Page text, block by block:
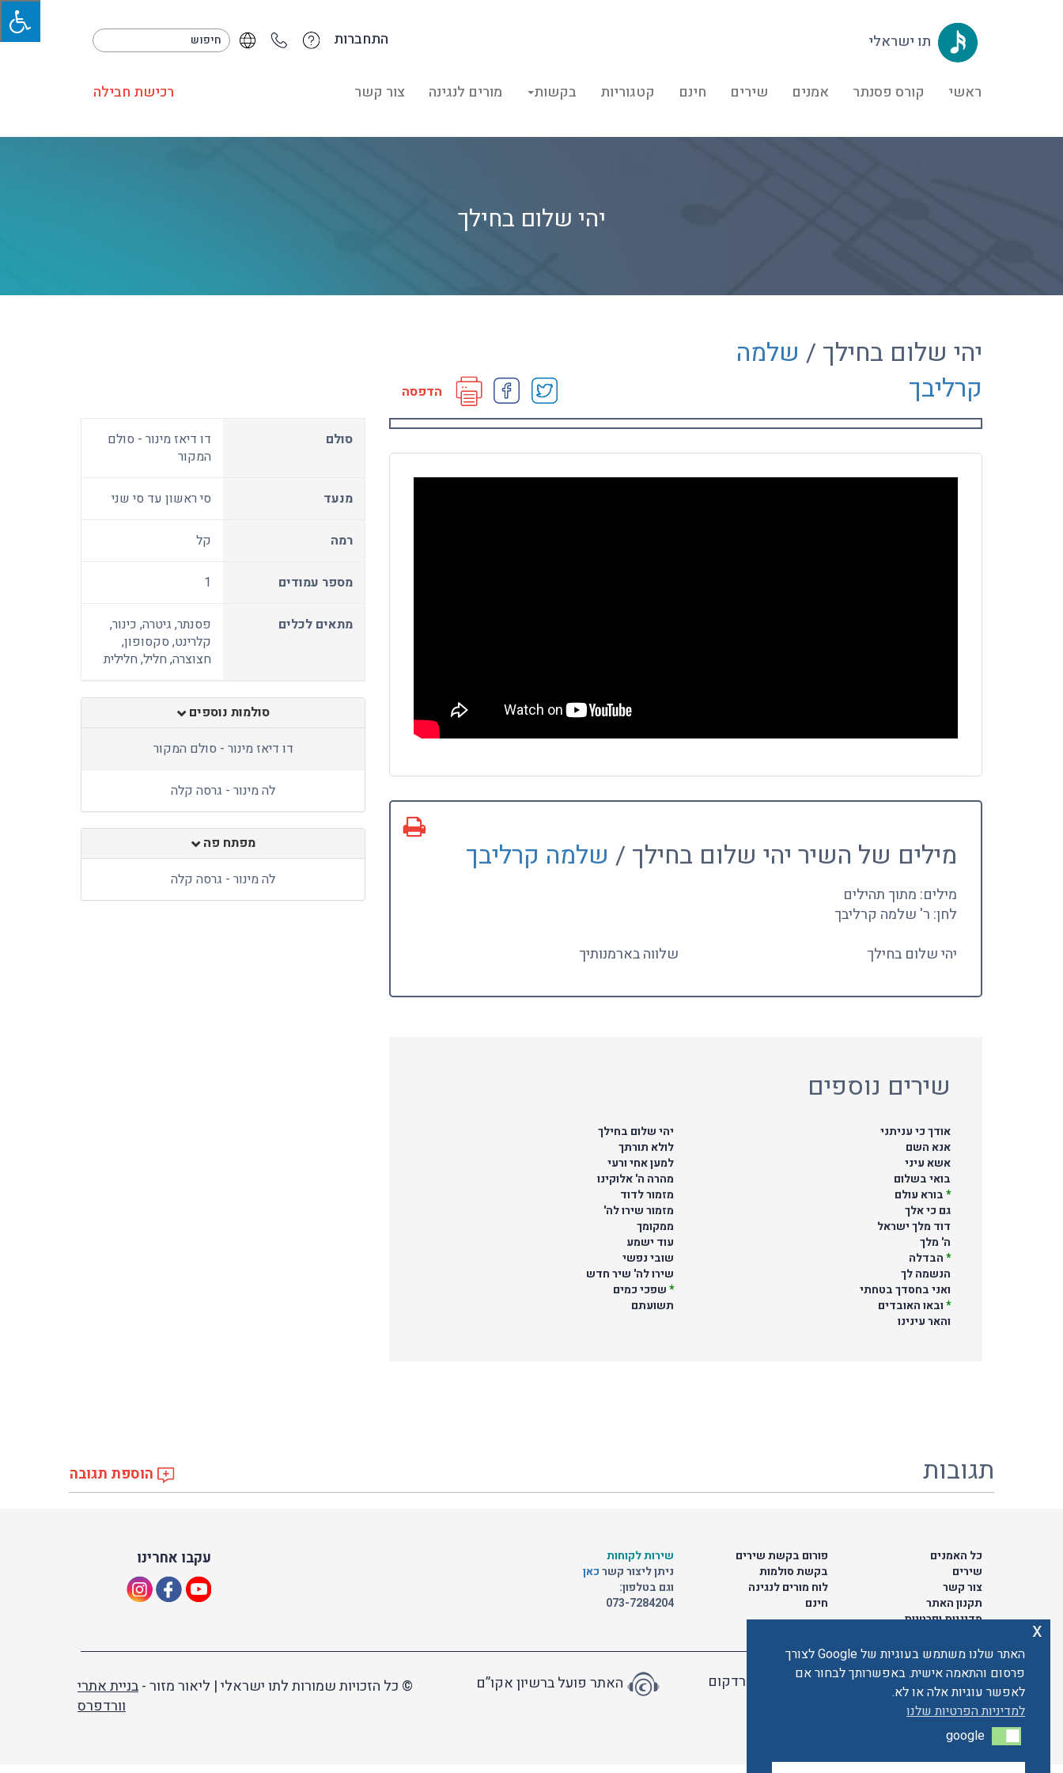
התחברות תו ישראלי
ראשי קורס פסנתר אמנים שירים חינם קטגוריות בקשות מורים לנגינה צור קשר רכישת חבילה
יהי שלום בחילך
יהי שלום בחילך / שלמה
קרליבך
הדפסה
סולם
דו דיאז מינור - סולם
המקור
מנעד סי ראשון עד סי שני
רמה קל
מספר עמודים 1
מתאים לכלים
פסנתר, גיטרה, כינור,
קלרינט, סקסופון,
חצוצרה, חליל, חלילית
סולמות נוספים
דו דיאז מינור - סולם המקור
לה מינור - גרסה קלה
מפתח פה
לה מינור - גרסה קלה
מילים של השיר יהי שלום בחילך / שלמה קרליבך
מילים: מתוך תהילים
לחן: ר' שלמה קרליבך
יהי שלום בחילך
שלווה בארמנותיך
שירים נוספים
יהי שלום בחילך
לולא תורתך
למען אחי ורעי
מהרה ה' אלוקינו
מזמור לדוד
מזמור שירו לה'
ממקומך
עוד ישמע
שובי נפשי
שירו לה' שיר חדש
*שפכי כמים
תשועתם
אודך כי עניתני
אנא השם
אשא עיני
בואי בשלום
*בורא עולם
גם כי אלך
דוד מלך ישראל
ה' מלך
*הבדלה
הנשמה לך
ואני בחסדך בטחתי
*ובאו האובדים
והאר עינינו
תגובות הוספת תגובה
עקבו אחרינו
שירות לקוחות
ניתן ליצור קשרכאן
וגם בטלפון:
073-7284204
פורום בקשת שירים
בקשת סולמות
לוח מורים לנגינה
חינם
כל האמנים
שירים
צור קשר
תקנון האתר
מדיניות ופרטיות
© כל הזכויות שמורות לתו ישראלי | ליאור מזור -בניית אתרי
וורדפרס
האתר פועל ברשיון אקו”ם האתר מאובטח ע"י קארדקום
האתר שלנו משתמש בעוגיות של Google לצורך
פרסום והתאמה אישית. באפשרותך לבחור אם
לאפשר עוגיות אלה או לא.
למדיניות הפרטיות שלנו
google
google
x